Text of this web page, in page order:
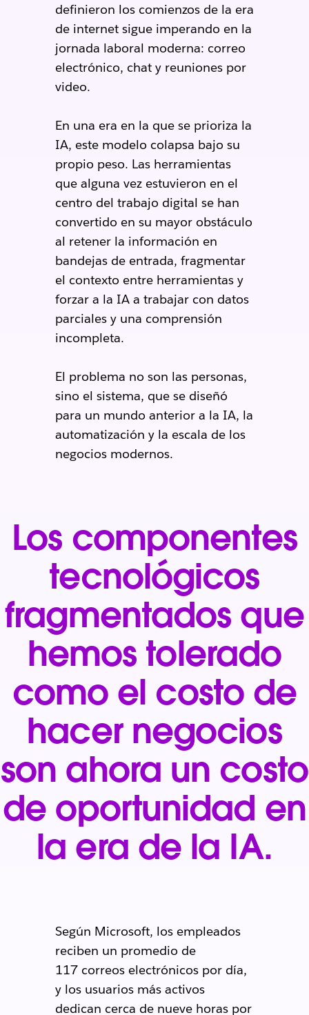
definieron los comienzos de la era
de internet sigue imperando en la
jornada laboral moderna: correo
electrónico, chat y reuniones por
video.
En una era en la que se prioriza la
IA, este modelo colapsa bajo su
propio peso. Las herramientas
que alguna vez estuvieron en el
centro del trabajo digital se han
convertido en su mayor obstáculo
al retener la información en
bandejas de entrada, fragmentar
el contexto entre herramientas y
forzar a la IA a trabajar con datos
parciales y una comprensión
incompleta.
El problema no son las personas,
sino el sistema, que se diseñó
para un mundo anterior a la IA, la
automatización y la escala de los
negocios modernos.
Los componentes
tecnológicos
fragmentados que
hemos tolerado
como el costo de
hacer negocios
son ahora un costo
de oportunidad en
la era de la IA.
Según Microsoft, los empleados
reciben un promedio de
117 correos electrónicos por día,
y los usuarios más activos
dedican cerca de nueve horas por